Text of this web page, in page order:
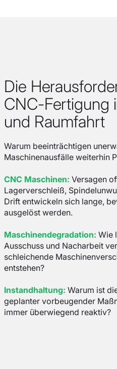
Die
CNC-Fertigung
und Raumfahrt
Warum beeinträchtigen
Maschinenausfälle weiterhin
CNC Maschinen: Versagen
Lagerverschleiß,
Drift entwickeln sich lange,
ausgelöst werden.
Maschinendegradation: Wie
Ausschuss und Nacharbeit
schleichende
entstehen?
Instandhaltung: Warum ist
geplanter vorbeugender
immer überwiegend reaktiv?